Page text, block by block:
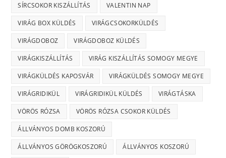
SÍRCSOKOR KISZÁLLÍTÁS VALENTIN NAP
VIRÁG BOX KÜLDÉS VIRÁGCSOKORKÜLDÉS
VIRÁGDOBOZ VIRÁGDOBOZ KÜLDÉS
VIRÁGKISZÁLLÍTÁS VIRÁG KISZÁLLÍTÁS SOMOGY MEGYE
VIRÁGKÜLDÉS KAPOSVÁR VIRÁGKÜLDÉS SOMOGY MEGYE
VIRÁGRIDIKÜL VIRÁGRIDIKÜL KÜLDÉS VIRÁGTÁSKA
VÖRÖS RÓZSA VÖRÖS RÓZSA CSOKOR KÜLDÉS
ÁLLVÁNYOS DOMB KOSZORÚ
ÁLLVÁNYOS GÖRÖGKOSZORÚ ÁLLVÁNYOS KOSZORÚ